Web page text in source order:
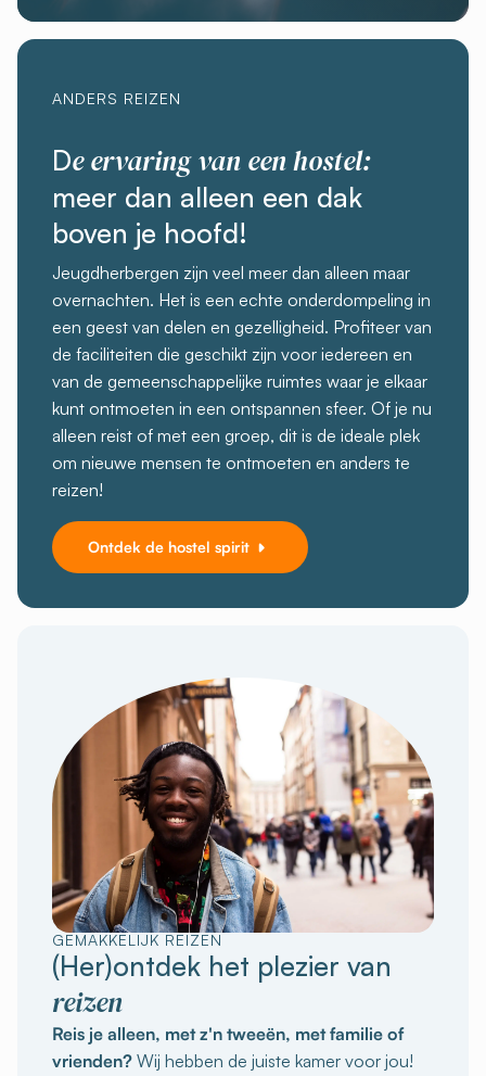
ANDERS REIZEN
De ervaring van een hostel:
meer dan alleen een dak
boven je hoofd!
Jeugdherbergen zijn veel meer dan alleen maar
overnachten. Het is een echte onderdompeling in
een geest van delen en gezelligheid. Profiteer van
de faciliteiten die geschikt zijn voor iedereen en
van de gemeenschappelijke ruimtes waar je elkaar
kunt ontmoeten in een ontspannen sfeer. Of je nu
alleen reist of met een groep, dit is de ideale plek
om nieuwe mensen te ontmoeten en anders te
reizen!
Ontdek de hostel spirit
GEMAKKELIJK REIZEN
(Her)ontdek het plezier van
reizen
Reis je alleen, met z'n tweeën, met familie of
vrienden? Wij hebben de juiste kamer voor jou!